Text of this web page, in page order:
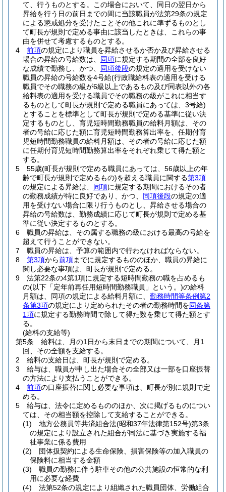
て、行うものとする。
この場合において、同日の翌日から
昇給を行う日の前日までの間に当該職員が法第29条の規定
による懲戒処分を受けたことその他これに準ずるものとし
て町長が規則で定める事由に該当したときは、これらの事
由を併せて考慮するものとする。
4
前項の規定により職員を昇給させるか否か及び昇給させる
場合の昇給の号給数は、 同項に規定する期間の全部を良好
な成績で勤務し、かつ、 同項後段の規定の適用を受けない
職員の昇給の号給数を4号給(行政職給料表の適用を受ける
職員でその職務の級が6級以上であるもの及び同表以外の各
給料表の適用を受ける職員でその職務の級がこれに相当す
るものとして町長が規則で定める職員にあっては、3号給)
とすることを標準として町長が規則で定める基準に従い決
定するものとし、育児短時間勤務職員の給料月額は、その
者の号給に応じた額に育児短時間勤務算出率を、任期付育
児短時間勤務職員の給料月額は、その者の号給に応じた額
に任期付育児短時間勤務算出率をそれぞれ乗じて得た額と
する。
5
55歳(町長が規則で定める職員にあっては、56歳以上の年
齢で町長が規則で定めるもの)を超える職員に関する第3項
の規定による昇給は、 同項に規定する期間におけるその者
の勤務成績が特に良好であり、かつ、 同項後段の規定の適
用を受けない場合に限り行うものとし、昇給させる場合の
昇給の号給数は、勤務成績に応じて町長が規則で定める基
準に従い決定するものとする。
6
職員の昇給は、その属する職務の級における最高の号給を
超えて行うことができない。
7
職員の昇給は、予算の範囲内で行わなければならない。
8
第3項から前項までに規定するもののほか、職員の昇給に
関し必要な事項は、町長が規則で定める。
9
法第22条の4第1項に規定する短時間勤務の職を占めるも
の(以下「定年前再任用短時間勤務職員」という。)の給料
月額は、同項の規定による給料月額に、 勤務時間等条例第2
条第3項の規定により定められたその者の勤務時間を同条第
1項に規定する勤務時間で除して得た数を乗じて得た額とす
る。
(給料の支給等)
第5条
給料は、月の1日から末日までの期間について、月1
回、その全額を支給する。
2
給料の支給日は、町長が規則で定める。
3
給与は、職員が申し出た場合その全部又は一部を口座振替
の方法により支払うことができる。
4
前項の口座振替に関し必要な事項は、町長が別に規則で定
める。
5
給与は、法令に定めるもののほか、次に掲げるものについ
ては、その相当額を控除して支給することができる。
(1)
地方公務員等共済組合法(昭和37年法律第152号)第3条
の規定により設立された組合が同法に基づき実施する福
祉事業に係る費用
(2)
団体扱契約による生命保険、損害保険等の加入職員の
保険料に相当する金額
(3)
職員の勤務に伴う駐車その他の公共施設の恒常的な利
用に必要な経費
(4)
法第52条の規定により組織された職員団体、労働組合